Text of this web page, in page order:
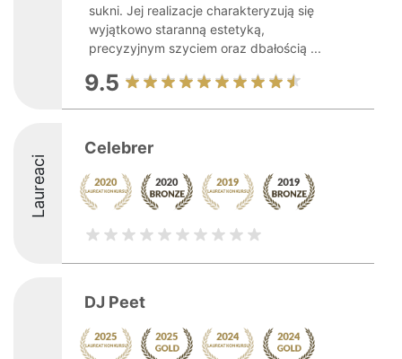
sukni. Jej realizacje charakteryzują się
wyjątkowo staranną estetyką,
precyzyjnym szyciem oraz dbałością ...
9.5
Laureaci
Celebrer
DJ Peet